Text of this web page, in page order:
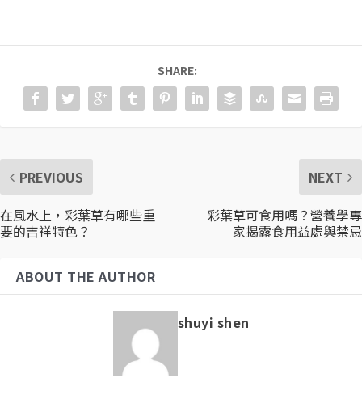
SHARE:
PREVIOUS
在風水上，彩葉草有哪些重
要的吉祥特色？
NEXT
彩葉草可食用嗎？營養學專
家揭露食用益處與禁忌
ABOUT THE AUTHOR
shuyi shen